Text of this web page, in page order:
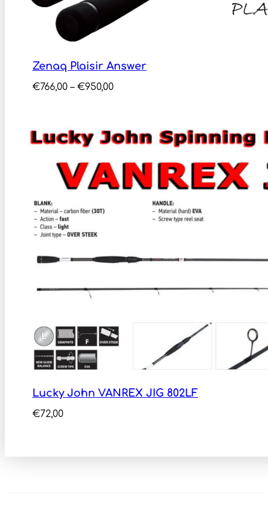
Zenaq Plaisir Answer
€766,00 – €950,00Price
€950,00
Lucky John VANREX JIG 802LF
€72,00